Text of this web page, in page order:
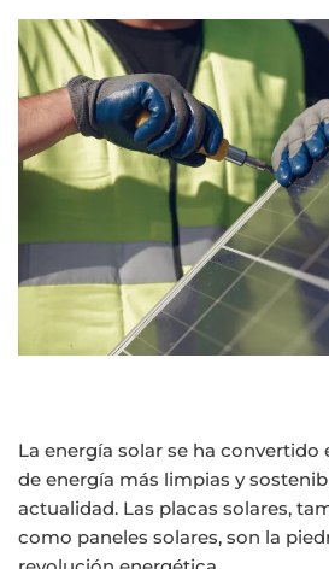
La energía solar se ha convertido
de energía más limpias y
actualidad. Las placas solares,
como paneles solares, son la